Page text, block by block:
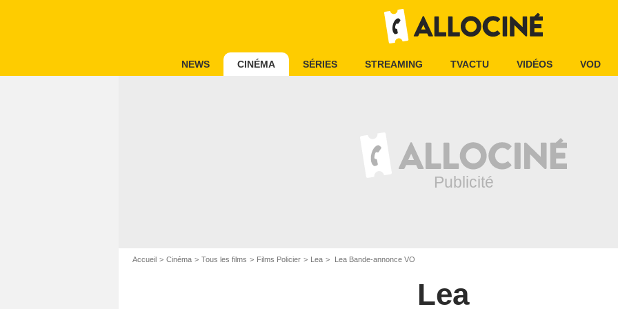
NEWS CINÉMA SÉRIES STREAMING TVACTU VIDÉOS VOD
Accueil Cinéma Tous les films Films Policier Lea Lea Bande-annonce VO
Lea